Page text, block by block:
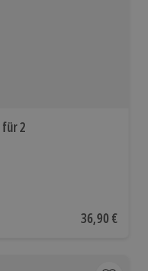
2
Aktueller
36,90 €